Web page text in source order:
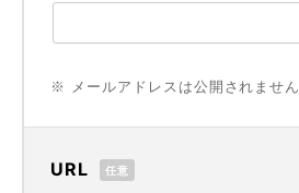
※ メールアドレスは公開されません
URL 任意